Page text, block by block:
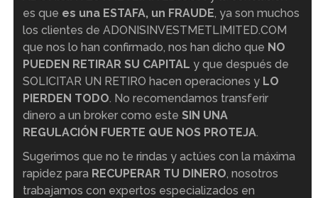
es que es una ESTAFA, un FRAUDE, ya son muchos
los clientes de ADONISINVESTMETLIMITED.COM
que nos lo han confirmado, nos han dicho que NO
PUEDEN RETIRAR SU CAPITAL y que después de
SOLICITAR UN RETIRO hacen operaciones y LO
PIERDEN TODO. No recomendamos transferir
dinero a un broker como este SIN UNA
REGULACIÓN FUERTE QUE NOS PROTEJA.
Sugerimos que no te rindas y actúes con la máxima
rapidez para RECUPERAR TU DINERO, nosotros
trabajamos con expertos especializados en